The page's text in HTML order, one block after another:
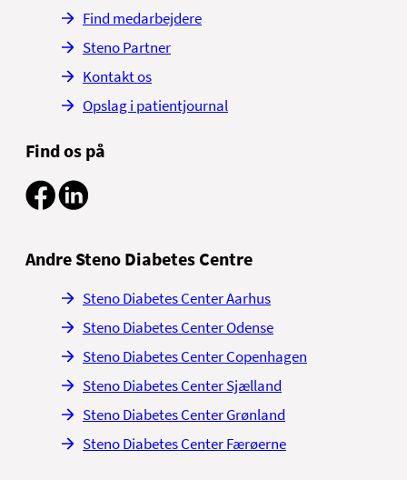
Find medarbejdere
Steno Partner
Kontakt os
Opslag i patientjournal
Find os på
Andre Steno Diabetes Centre
Steno Diabetes Center Aarhus
Steno Diabetes Center Odense
Steno Diabetes Center Copenhagen
Steno Diabetes Center Sjælland
Steno Diabetes Center Grønland
Steno Diabetes Center Færøerne